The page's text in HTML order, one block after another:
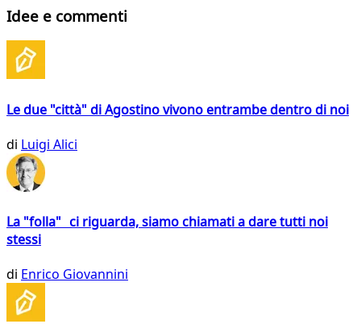
Idee e commenti
Le due "città" di Agostino vivono entrambe dentro di noi
di Luigi Alici
La "folla" ci riguarda, siamo chiamati a dare tutti noi
stessi
di Enrico Giovannini